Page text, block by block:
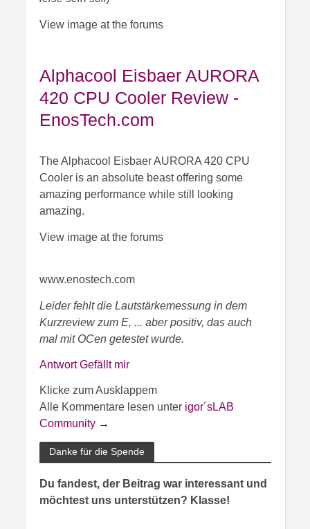
View image at the forums
Alphacool Eisbaer AURORA
420 CPU Cooler Review -
EnosTech.com
The Alphacool Eisbaer AURORA 420 CPU
Cooler is an absolute beast offering some
amazing performance while still looking
amazing.
View image at the forums
www.enostech.com
Leider fehlt die Lautstärkemessung in dem
Kurzreview zum E, ... aber positiv, das auch
mal mit OCen getestet wurde.
Antwort Gefällt mir
Klicke zum Ausklappem
Alle Kommentare lesen unter igor´sLAB
Community →
Danke für die Spende
Du fandest, der Beitrag war interessant und
möchtest uns unterstützen? Klasse!